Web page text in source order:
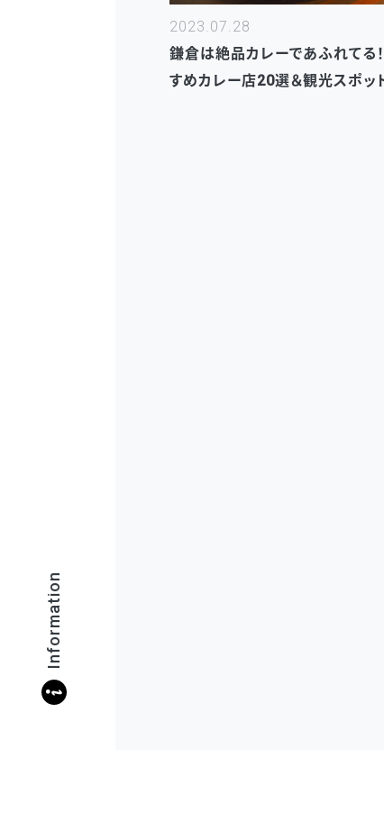
Information
2023.07.28
鎌倉は絶品カレーであふれてる
すめカレー店20選＆観光スポッ